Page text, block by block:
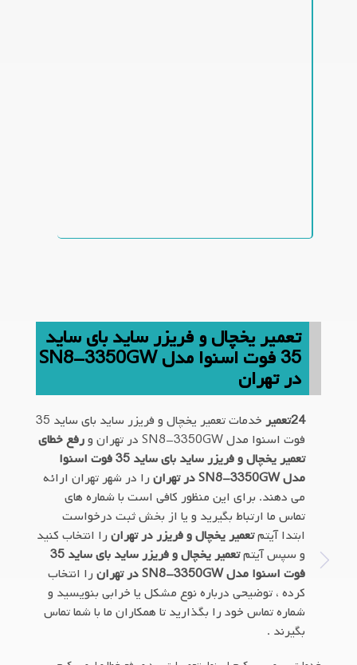
تعمیر یخچال و فریزر ساید بای ساید
35 فوت اسنوا مدل SN8-3350GW
در تهران
24تعمیر
خدمات تعمیر یخچال و فریزر ساید بای ساید 35
فوت اسنوا مدل SN8-3350GW در تهران و
رفع خطای
تعمیر یخچال و فریزر ساید بای ساید 35 فوت اسنوا
مدل SN8-3350GW در تهران
را در شهر تهران ارائه
می دهند. برای این منظور کافی است با شماره های
تماس ما ارتباط بگیرید و یا از بخش ثبت درخواست
ابتدا آیتمتعمیر یخچال و فریزر در تهران را انتخاب کنید
و سپس آیتم
تعمیر یخچال و فریزر ساید بای ساید 35
فوت اسنوا مدل SN8-3350GW در تهران
را انتخاب
کرده ، توضیحی درباره نوع مشکل یا خرابی بنویسید و
شماره تماس خود را بگذارید تا همکاران ما با شما تماس
بگیرند .